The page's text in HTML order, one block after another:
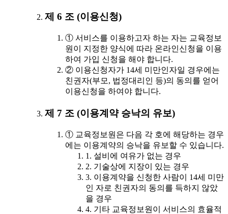
제 6 조 (이용신청)
① 서비스를 이용하고자 하는 자는 교육정보
원이 지정한 양식에 따라 온라인신청을 이용
하여 가입 신청을 해야 합니다.
② 이용신청자가 14세 미만인자일 경우에는
친권자(부모, 법정대리인 등)의 동의를 얻어
이용신청을 하여야 합니다.
제 7 조 (이용계약 승낙의 유보)
① 교육정보원은 다음 각 호에 해당하는 경우
에는 이용계약의 승낙을 유보할 수 있습니다.
1. 설비에 여유가 없는 경우
2. 기술상에 지장이 있는 경우
3. 이용계약을 신청한 사람이 14세 미만
인 자로 친권자의 동의를 득하지 않았
을 경우
4. 기타 교육정보원이 서비스의 효율적